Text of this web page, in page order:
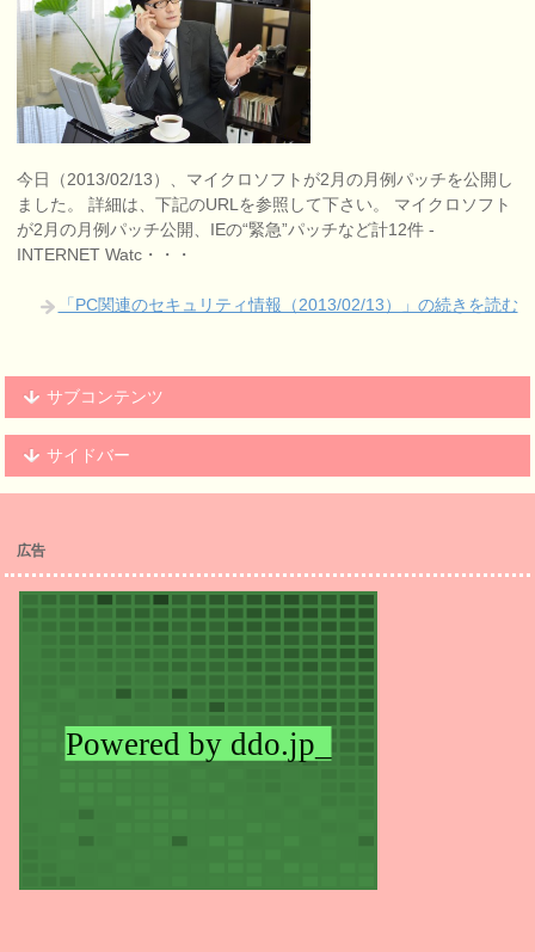
今日（2013/02/13）、マイクロソフトが2月の月例パッチを公開し
ました。 詳細は、下記のURLを参照して下さい。 マイクロソフト
が2月の月例パッチ公開、IEの“緊急”パッチなど計12件 -
INTERNET Watc・・・
「PC関連のセキュリティ情報（2013/02/13）」の続きを読む
サブコンテンツ
サイドバー
広告